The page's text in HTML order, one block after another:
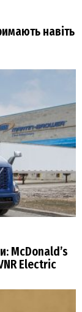
навіть
McDonald’s
Electric